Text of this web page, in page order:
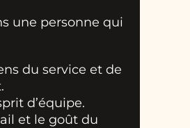
une personne qui
du service et de
d’équipe.
et le goût du